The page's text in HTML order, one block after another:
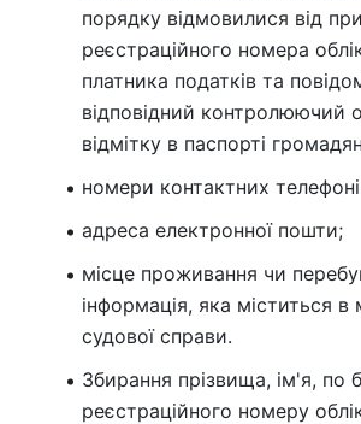
порядку відмовилися від
реєстраційного номера
платника податків та
відповідний контролюючий
відмітку в паспорті
номери контактних
адреса електронної пошти;
місце проживання чи
інформація, яка міститься в
судової справи.
Збирання прізвища, ім'я, по
реєстраційного номеру